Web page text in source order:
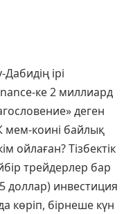
ірі
ке 2 миллиард
деген
мем-коині байлық
ойлаған? Тізбектік
трейдерлер бар
доллар) инвестиция
көріп, бірнеше күн